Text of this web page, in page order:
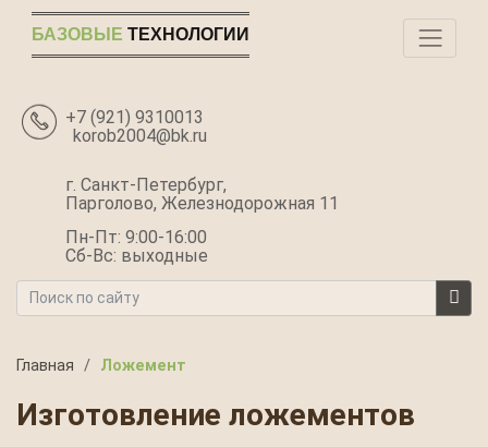
+7 (921) 9310013
korob2004@bk.ru
г. Санкт-Петербург,
Парголово, Железнодорожная 11
Пн-Пт: 9:00-16:00
Сб-Вс: выходные
БАЗОВЫЕ ТЕХНОЛОГИИ
Главная / Ложемент
Изготовление ложементов